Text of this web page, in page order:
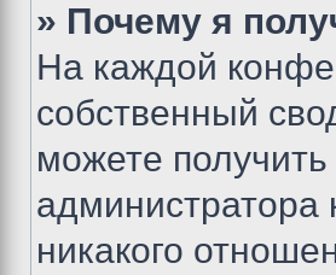
» Почему я
На каждой
собственный
можете
никакого